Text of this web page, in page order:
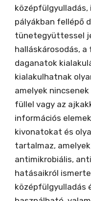
középfülgyulladás,
pályákban fellépő
tünetegyüttessel
halláskárosodás,
daganatok
kialakulhatnak
amelyek
füllel vagy az
információs
kivonatokat és
tartalmaz,
antimikrobiális,
hatásaikról
középfülgyulladás